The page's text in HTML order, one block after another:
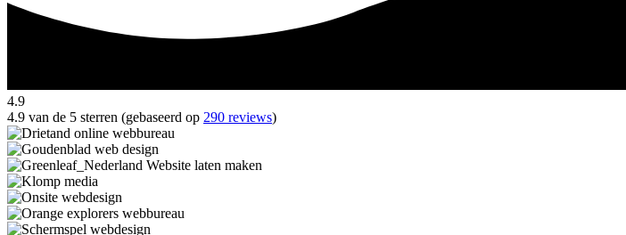
4.9
4.9 van de 5 sterren (gebaseerd op 290 reviews)